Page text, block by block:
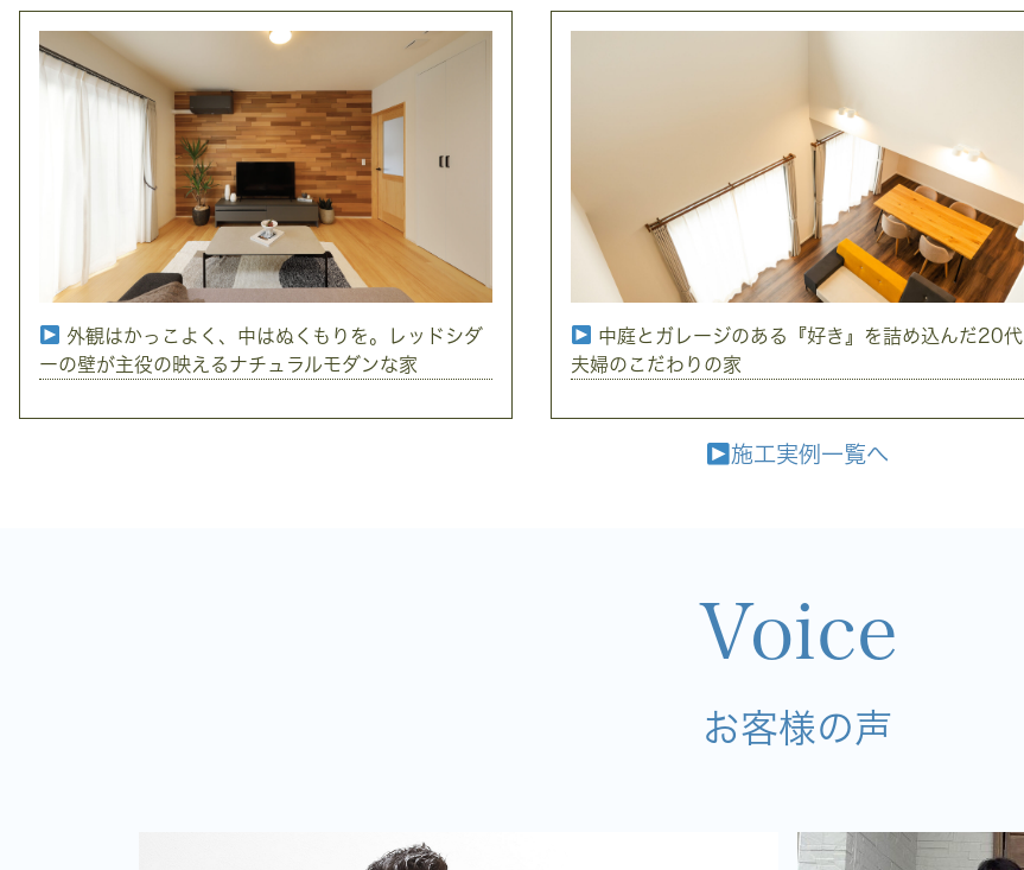
外観はかっこよく、中はぬくもりを。レッドシダ
ーの壁が主役の映えるナチュラルモダンな家
中庭とガレージのある『好き』を詰め込んだ20代
夫婦のこだわりの家
施工実例一覧へ
Voice
お客様の声